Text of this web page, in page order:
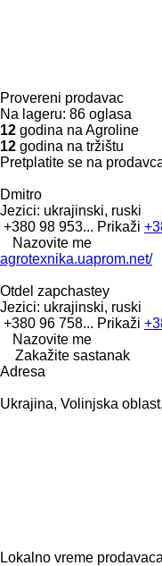
Provereni prodavac
Na lageru: 86 oglasa
12 godina na Agroline
12 godina na tržištu
Pretplatite se na
Dmitro
Jezici: ukrajinski, ruski
+380 98 953... Prikaži
Nazovite me
agrotexnika.uaprom.net/
Otdel zapchastey
Jezici: ukrajinski, ruski
+380 96 758... Prikaži
Nazovite me
Zakažite sastanak
Adresa
Ukrajina, Volinјska
Lokalno vreme